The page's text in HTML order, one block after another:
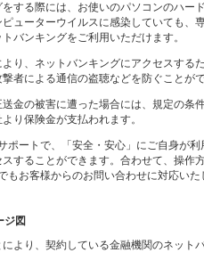
する際には、お使いのパソコンのハー
ューターウイルスに感染していても、
バンキングをご利用いただけます。
り、ネットバンキングにアクセスする
者による通信の盗聴などを防ぐことがで
金の被害に遭った場合には、規定の条件
り保険金が支払われます。
ポートで、「安全・安心」にご自身が利
することができます。合わせて、操作
お客様からのお問い合わせに対応いた
ジ図
より、契約している金融機関のネット